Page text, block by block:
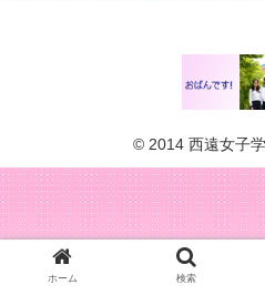
© 2014 西遠女子
ホーム 検索